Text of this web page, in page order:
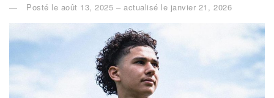
Posté le août 13, 2025 – actualisé le janvier 21, 2026